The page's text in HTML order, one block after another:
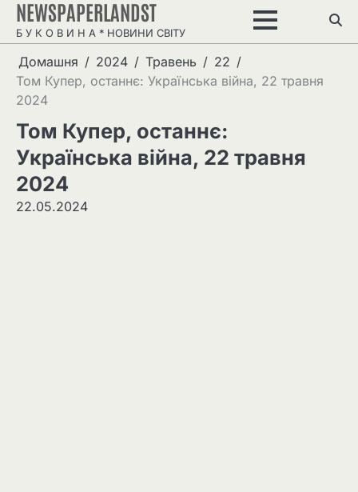
Перейти
вмісту
NEWSPAPERLANDST
Б У К О В И Н А * НОВИНИ СВІТУ
Домашня 2024 Травень
22
Том Купер, останнє: Українська війна, 22 травня
2024
Том Купер, останнє:
Українська війна, 22 травня
2024
22.05.2024